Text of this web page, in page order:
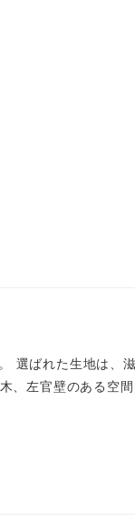
選ばれた生地は
、左官壁のある空